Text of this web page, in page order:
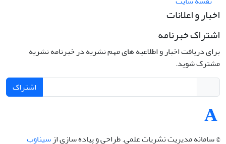
اخبار و اعلانات
اشتراک خبرنامه
برای دریافت اخبار و اطلاعیه های مهم نشریه در خبرنامه نشریه
مشترک شوید.
اشتراک
© سامانه مدیریت نشریات علمی.طراحی و پیاده سازی از سیناوب